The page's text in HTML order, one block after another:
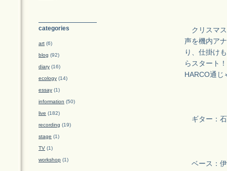
クリスマス
声を機内ア
り、仕掛け
らスタート
HARCO通じ
ギター：
ベース：
categories
art (6)
blog (92)
diary (16)
ecology (14)
essay (1)
information (50)
live (182)
recording (19)
stage (1)
TV (1)
workshop (1)